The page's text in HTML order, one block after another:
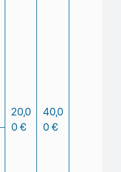
20,0
0 €
40,0
0 €